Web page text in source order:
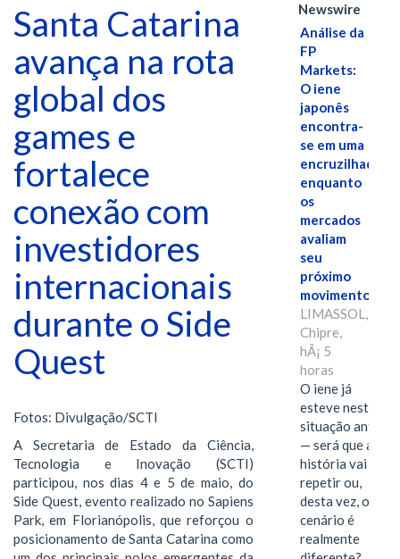
Santa Catarina
avança na rota
global dos
games e
fortalece
conexão com
investidores
internacionais
durante o Side
Quest
Fotos: Divulgação/SCTI
A Secretaria de Estado da Ciência,
Tecnologia e Inovação (SCTI)
participou, nos dias 4 e 5 de maio, do
Side Quest, evento realizado no Sapiens
Park, em Florianópolis, que reforçou o
posicionamento de Santa Catarina como
Newswire
Análise da
FP
Markets:
O iene
japonês
encontra-
se em uma
encruzilhada
enquanto
os
mercados
avaliam
seu
próximo
movimento.
LIMASSOL,
Chipre,
hÃ¡ 5
horas
O iene já
esteve nesta
situação antes
— será que a
história vai se
repetir ou,
desta vez, o
cenário é
realmente